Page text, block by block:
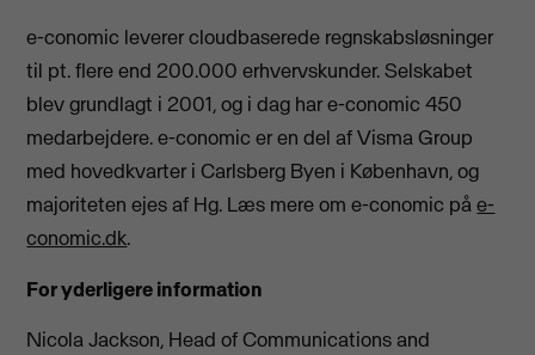
e-conomic leverer cloudbaserede regnskabsløsninger
til pt. flere end 200.000 erhvervskunder. Selskabet
blev grundlagt i 2001, og i dag har e-conomic 450
medarbejdere. e-conomic er en del af Visma Group
med hovedkvarter i Carlsberg Byen i København, og
majoriteten ejes af Hg. Læs mere om e-conomic påe-
conomic.dk.
For yderligere information
Nicola Jackson, Head of Communications and